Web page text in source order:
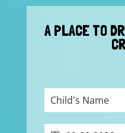
A PLACE TO